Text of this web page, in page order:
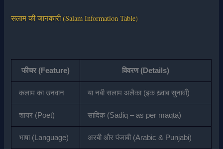
सलाम की जानकारी (Salam Information Table)
फीचर (Feature) विवरण (Details)
कलाम का उनवान या नबी सलाम अलैका (इक ख़्वाब सुनावाँ)
शायर (Poet) सादिक़ (Sadiq – as per maqta)
भाषा (Language) अरबी और पंजाबी (Arabic & Punjabi)